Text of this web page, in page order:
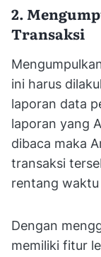
2.
Transaksi
ini harus
laporan data
laporan yang
dibaca maka
transaksi
rentang waktu
Dengan
memiliki fitur